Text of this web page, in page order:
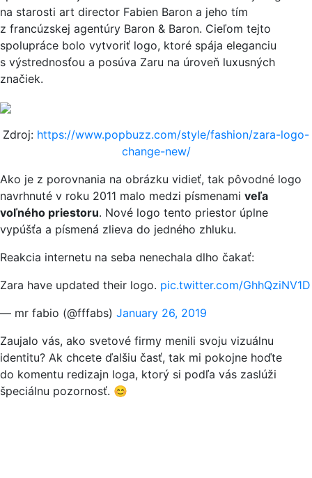
na starosti art director Fabien Baron a jeho tím
z francúzskej agentúry Baron & Baron. Cieľom tejto
spolupráce bolo vytvoriť logo, ktoré spája eleganciu
s výstrednosťou a posúva Zaru na úroveň luxusných
značiek.
Zdroj: https://www.popbuzz.com/style/fashion/zara-logo-
change-new/
Ako je z porovnania na obrázku vidieť, tak pôvodné logo
navrhnuté v roku 2011 malo medzi písmenami veľa
voľného priestoru. Nové logo tento priestor úplne
vypúšťa a písmená zlieva do jedného zhluku.
Reakcia internetu na seba nenechala dlho čakať:
Zara have updated their logo. pic.twitter.com/GhhQziNV1D
— mr fabio (@fffabs) January 26, 2019
Zaujalo vás, ako svetové firmy menili svoju vizuálnu
identitu? Ak chcete ďalšiu časť, tak mi pokojne hoďte
do komentu redizajn loga, ktorý si podľa vás zaslúži
špeciálnu pozornosť. 😊